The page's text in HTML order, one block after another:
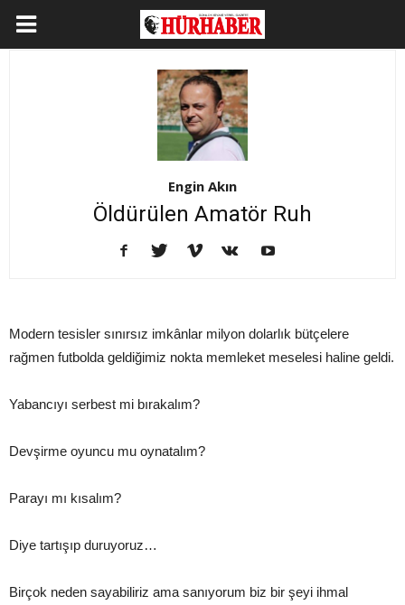
Engin Akın
Öldürülen Amatör Ruh
Modern tesisler sınırsız imkânlar milyon dolarlık bütçelere
rağmen futbolda geldiğimiz nokta memleket meselesi haline geldi.
Yabancıyı serbest mi bırakalım?
Devşirme oyuncu mu oynatalım?
Parayı mı kısalım?
Diye tartışıp duruyoruz…
Birçok neden sayabiliriz ama sanıyorum biz bir şeyi ihmal